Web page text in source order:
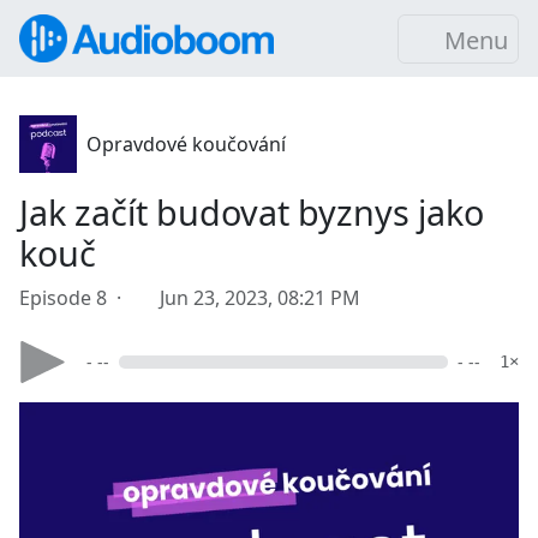
Menu
Opravdové koučování
Jak začít budovat byznys jako
kouč
Episode 8 · Jun 23, 2023, 08:21 PM
- -- - -- 1×